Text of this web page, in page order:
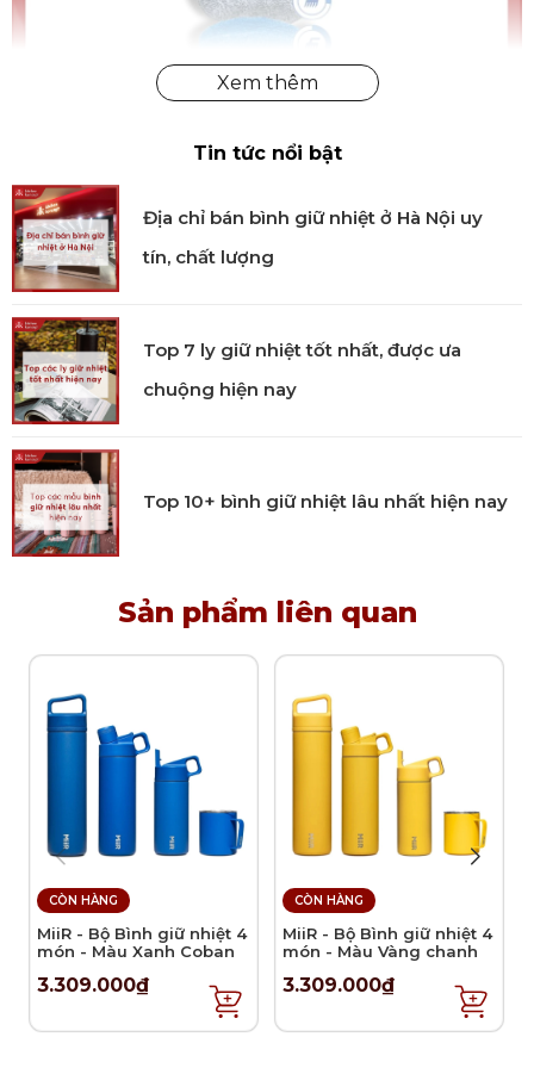
Bộ dụng cụ chà rửa cầm tay 5 món chính hãng
Công nghệ sản xuất
Sản xuất tại Thụy Điển theo quy trình kiểm soát chất
lượng nghiêm ngặt. Mỗi miếng đệm được thiết kế
chuyên biệt cho từng chức năng, đảm bảo hiệu quả
tối đa, đồng thời kéo dài tuổi thọ sử dụng.
Sử dụng
Gắn miếng đệm vào tay cầm, thao tác chà rửa theo
từng bề mặt cần làm sạch.
Lưu ý vệ sinh và sử dụng
Nên vệ sinh miếng lau với nhiệt độ dưới 60 độ,
có thể giặt tay hoặc giặt máy.
Bảo quản sản phẩm nơi thoáng mát, khô ráo.
Tránh sử dụng chất tẩy mạnh
Nên phơi miếng lau ở nơi khô thoáng tự nhiên,
không dùng máy sấy.
Tin tức nổi bật
Địa chỉ bán bình giữ nhiệt ở Hà Nội uy
tín, chất lượng
Top 7 ly giữ nhiệt tốt nhất, được ưa
chuộng hiện nay
Top 10+ bình giữ nhiệt lâu nhất hiện nay
Sản phẩm liên quan
CÒN HÀNG
MiiR - Bộ Bình giữ nhiệt 4
món - Màu Xanh Coban
3.309.000₫
CÒN HÀNG
MiiR - Bộ Bình giữ nhiệt 4
món - Màu Vàng chanh
3.309.000₫